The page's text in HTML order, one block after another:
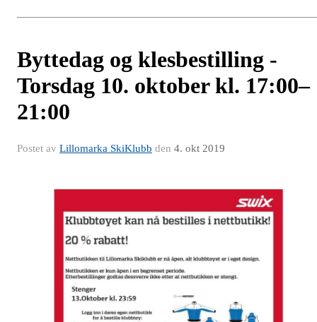
Byttedag og klesbestilling -
Torsdag 10. oktober kl. 17:00–
21:00
Postet av Lillomarka SkiKlubb den 4. okt 2019